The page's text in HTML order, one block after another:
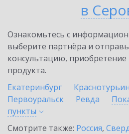
в
Ознакомьтесь с
выберите партнёра и
консультацию,
продукта.
Екатеринбург
Первоуральск
Ревда
пункты
Смотрите также: Россия,